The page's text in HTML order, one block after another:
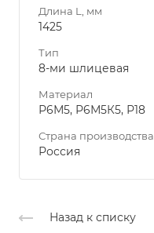
Длина L, мм
1425
Тип
8-ми шлицевая
Материал
Р6М5, Р6М5К5, Р18
Страна производства
Россия
Назад к списку